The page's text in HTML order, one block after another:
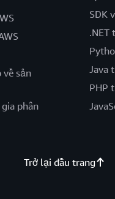
về sản
gia phân
SDK
.NET
Java
PHP
Trở lại đầu trang